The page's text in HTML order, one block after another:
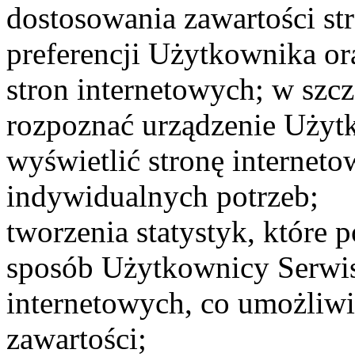
dostosowania zawartości
preferencji Użytkownika
stron internetowych; w
rozpoznać urządzenie
wyświetlić stronę
indywidualnych potrzeb;
tworzenia statystyk, które
sposób Użytkownicy
internetowych, co
zawartości;